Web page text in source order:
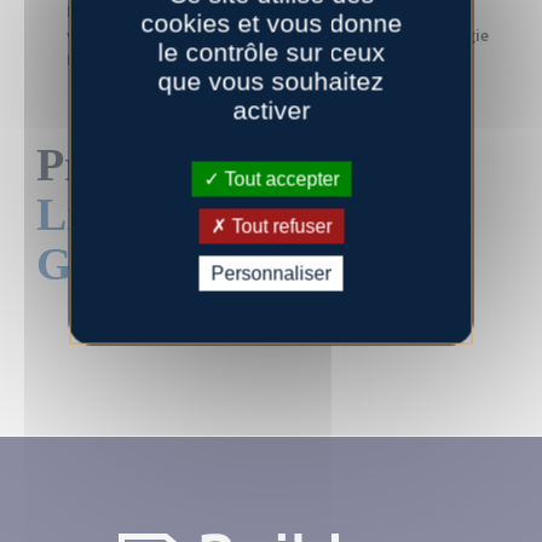
Normandie – 68h équivalent TD (cours de biologie
végétale et animale L1 et L2, cours de neuropsychologie
L3).
Profil professionnel :
LinkedIn_Aurélie
GERAULT
cookies et vous donne
le contrôle sur ceux
que vous souhaitez
activer
Tout accepter
Tout refuser
Personnaliser